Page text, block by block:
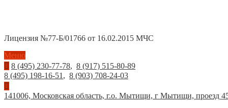
Лицензия №77-Б/01766 от 16.02.2015 МЧС
Меню
8 (495) 230-77-78, 8 (917) 515-80-89
8 (495) 198-16-51 , 8 (903) 708-24-03
141006, Московская область, г.о. Мытищи, г Мытищи, проезд